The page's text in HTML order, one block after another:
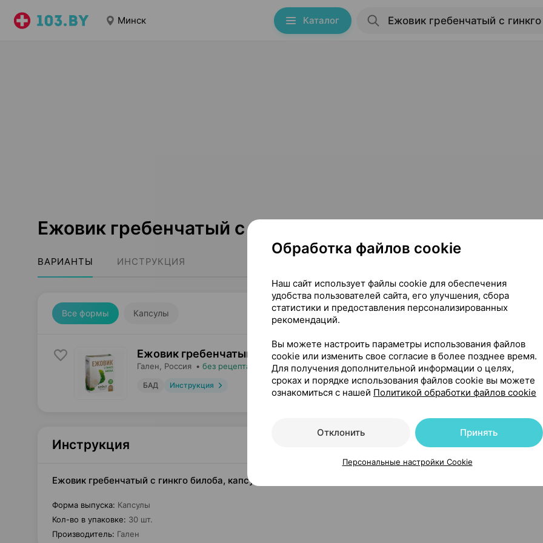
Минск Каталог
Ежовик гребенчатый с гинкго билоба Минск
ВАРИАНТЫ ИНСТРУКЦИЯ
Все формы Капсулы
Ежовик гребенчатый с гинкго билоба, капсулы×30
Гален , Россия • без рецепта
БАД Инструкция
Нет в
Инструкция
Ежовик гребенчатый с гинкго билоба, капсулы ×30, Гален Россия
Форма выпуска: Капсулы
Кол-во в упаковке: 30 шт.
Производитель: Гален
Обработка файлов cookie
Наш сайт использует файлы cookie для обеспечения
удобства пользователей сайта, его улучшения, сбора
статистики и предоставления персонализированных
рекомендаций.
Вы можете настроить параметры использования файлов
cookie или изменить свое согласие в более позднее время.
Для получения дополнительной информации о целях,
сроках и порядке использования файлов cookie вы можете
ознакомиться с нашей Политикой обработки файлов cookie
Отклонить Принять
Персональные настройки Cookie